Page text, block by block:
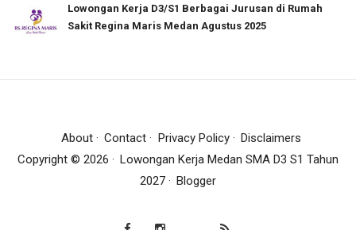
Lowongan Kerja D3/S1 Berbagai Jurusan di Rumah
Sakit Regina Maris Medan Agustus 2025
About Contact Privacy Policy
Disclaimers
Copyright © 2026
Lowongan Kerja Medan SMA D3 S1 Tahun
2027
Blogger